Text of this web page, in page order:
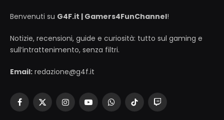
Benvenuti su G4F.it | Gamers4FunChannel!
Notizie, recensioni, guide e curiosità: tutto sul gaming e
sull’intrattenimento, senza filtri.
Email: redazione@g4f.it
Facebook
X
InstagramYouTubeWhatsAppTikTokTwitch